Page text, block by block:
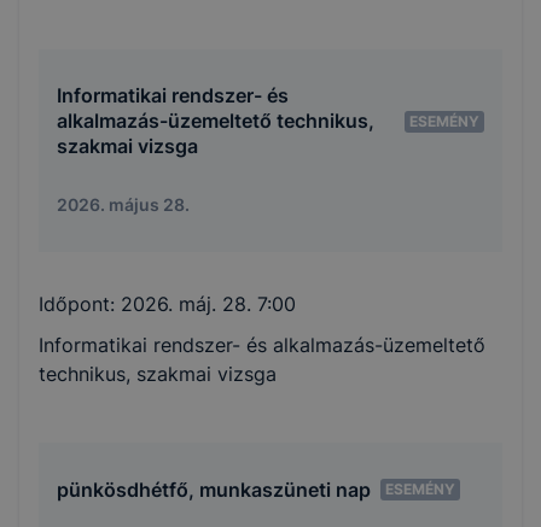
Informatikai rendszer- és
alkalmazás-üzemeltető technikus,
szakmai vizsga
ESEMÉNY
2026. május 28.
Időpont: 2026. máj. 28. 7:00
Informatikai rendszer- és alkalmazás-üzemeltető
technikus, szakmai vizsga
pünkösdhétfő, munkaszüneti nap ESEMÉNY